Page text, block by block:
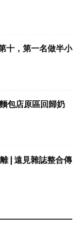
十，第一名做半小
包店原區回歸奶
| 遠見雜誌整合傳